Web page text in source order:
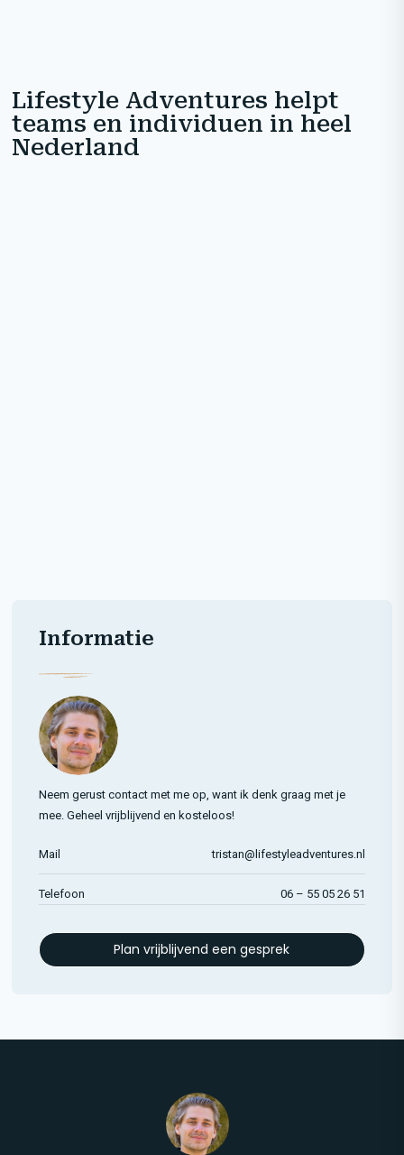
Lifestyle Adventures helpt
teams en individuen in heel
Nederland
Informatie
Neem gerust contact met me op, want ik denk graag met je
mee. Geheel vrijblijvend en kosteloos!
Mail tristan@lifestyleadventures.nl
Telefoon 06 – 55 05 26 51
Plan vrijblijvend een gesprek